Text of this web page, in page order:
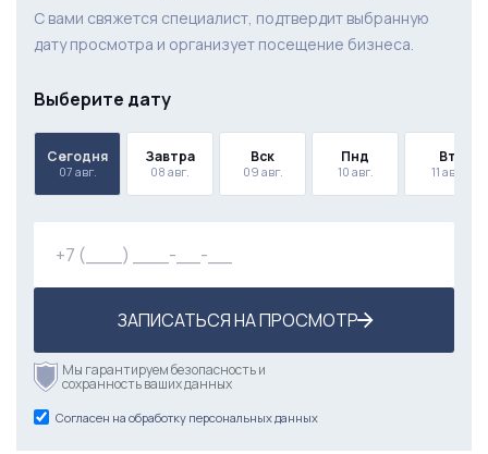
С вами свяжется специалист, подтвердит выбранную
дату просмотра и организует посещение бизнеса.
Выберите дату
Сегодня
07 авг.
Завтра
08 авг.
Вск
09 авг.
Пнд
10 авг.
Вт
11 авг.
ЗАПИСАТЬСЯ НА ПРОСМОТР
Мы гарантируем безопасность и
сохранность ваших данных
Согласен на обработку персональных данных